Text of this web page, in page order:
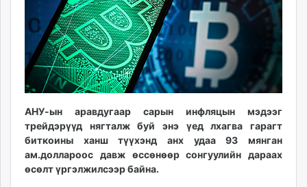
ikon.mn
mnb.mn
Livetv.mn
Eguur.mn
24tsag.mn
shuud.mn
eagle.mn
ergelt.mn
zarig.mn
today.mn
АНУ-ын аравдугаар сарын инфляцын мэдээг
трейдэрүүд нягталж буй энэ үед лхагва гарагт
биткоины ханш түүхэнд анх удаа 93 мянган
ам.доллароос давж өссөнөөр сонгуулийн дараах
өсөлт үргэлжилсээр байна.